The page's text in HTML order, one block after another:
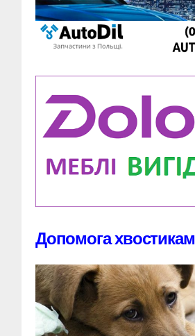
Допомога хвостикам